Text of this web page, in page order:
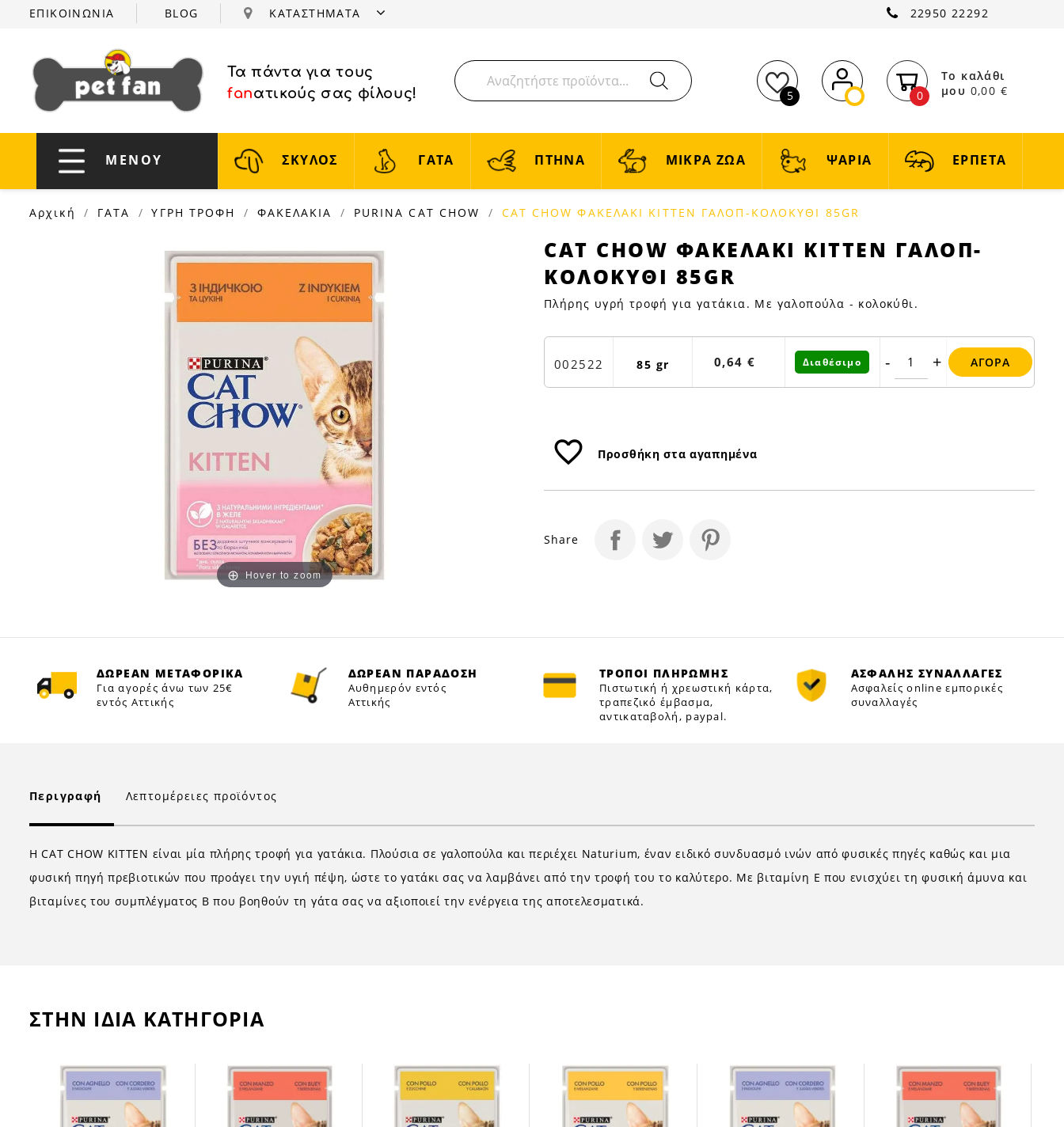
ΕΠΙΚΟΙΝΩΝΙΑ BLOG ΚΑΤΑΣΤΗΜΑΤΑ 22950 22292
Τα πάντα για τους
fanατικούς σας φίλους! 5 0
Το καλάθι
μου 0,00 €
ΜΕΝΟΥ ΣΚΥΛΟΣ ΓΑΤΑ ΠΤΗΝΑ ΜΙΚΡΑ ΖΩΑ ΨΑΡΙΑ ΕΡΠΕΤΑ
Αρχική ΓΑΤΑ ΥΓΡΗ ΤΡΟΦΗ ΦΑΚΕΛΑΚΙΑ PURINA CAT CHOW CAT CHOW ΦΑΚΕΛΑΚΙ KITTEN ΓΑΛΟΠ-ΚΟΛΟΚΥΘΙ 85GR
Hover to zoom
CAT
CHOW
ΦΑΚΕΛΑΚΙ
KITTEN
ΚΟΛΟΚΥΘΙ
85GR
CAT CHOW ΦΑΚΕΛΑΚΙ KITTEN ΓΑΛΟΠ-
ΚΟΛΟΚΥΘΙ 85GR
Πλήρης υγρή τροφή για γατάκια. Με γαλοπούλα - κολοκύθι.
002522 85 gr 0,64 € Διαθέσιμο - + ΑΓΟΡΆ
favorite_border Προσθήκη στα αγαπημένα
Share
ΔΩΡΕΑΝ ΜΕΤΑΦΟΡΙΚΑ
Για αγορές άνω των 25€
εντός Αττικής
ΔΩΡΕΑΝ ΠΑΡΑΔΟΣΗ
Αυθημερόν εντός
Αττικής
ΤΡΟΠΟΙ ΠΛΗΡΩΜΗΣ
Πιστωτική ή χρεωστική κάρτα,
τραπεζικό έμβασμα,
αντικαταβολή, paypal.
ΑΣΦΑΛΗΣ ΣΥΝΑΛΛΑΓΕΣ
Ασφαλείς online εμπορικές
συναλλαγές
Περιγραφή Λεπτομέρειες προϊόντος
Η CAT CHOW ΚΙΤΤΕΝ είναι μία πλήρης τροφή για γατάκια. Πλούσια σε γαλοπούλα και περιέχει Naturium, έναν ειδικό συνδυασμό ινών από φυσικές πηγές καθώς και μια
φυσική πηγή πρεβιοτικών που προάγει την υγιή πέψη, ώστε το γατάκι σας να λαμβάνει από την τροφή του το καλύτερο. Με βιταμίνη Ε που ενισχύει τη φυσική άμυνα και
βιταμίνες του συμπλέγματος Β που βοηθούν τη γάτα σας να αξιοποιεί την ενέργεια της αποτελεσματικά.
ΣΤΗΝ ΙΔΙΑ ΚΑΤΗΓΟΡΙΑ